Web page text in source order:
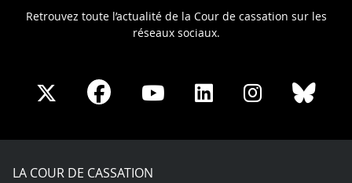
Retrouvez toute l’actualité de la Cour de cassation sur les
réseaux sociaux.
Share
X
Share
Facebook
Share
Youtube
Share
LinkedIn
Share
Instagram
LA COUR DE CASSATION